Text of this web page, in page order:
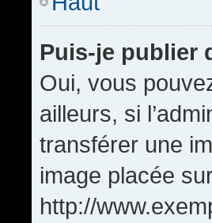
Puis-je publier
Oui, vous
ailleurs, si
transférer une
image placée
http://